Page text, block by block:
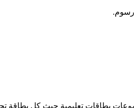
رسوم.
بطاقات تعليمية حيث كل بطاقة